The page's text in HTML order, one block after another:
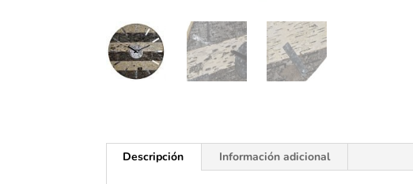
Descripción Información adicional